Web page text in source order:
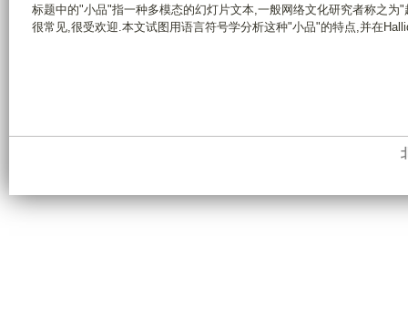
标题中的"小品"指一种多模态的幻灯片文本,一般网络文化研究者称之
很常见,很受欢迎.本文试图用语言符号学分析这种"小品"的特点,并在